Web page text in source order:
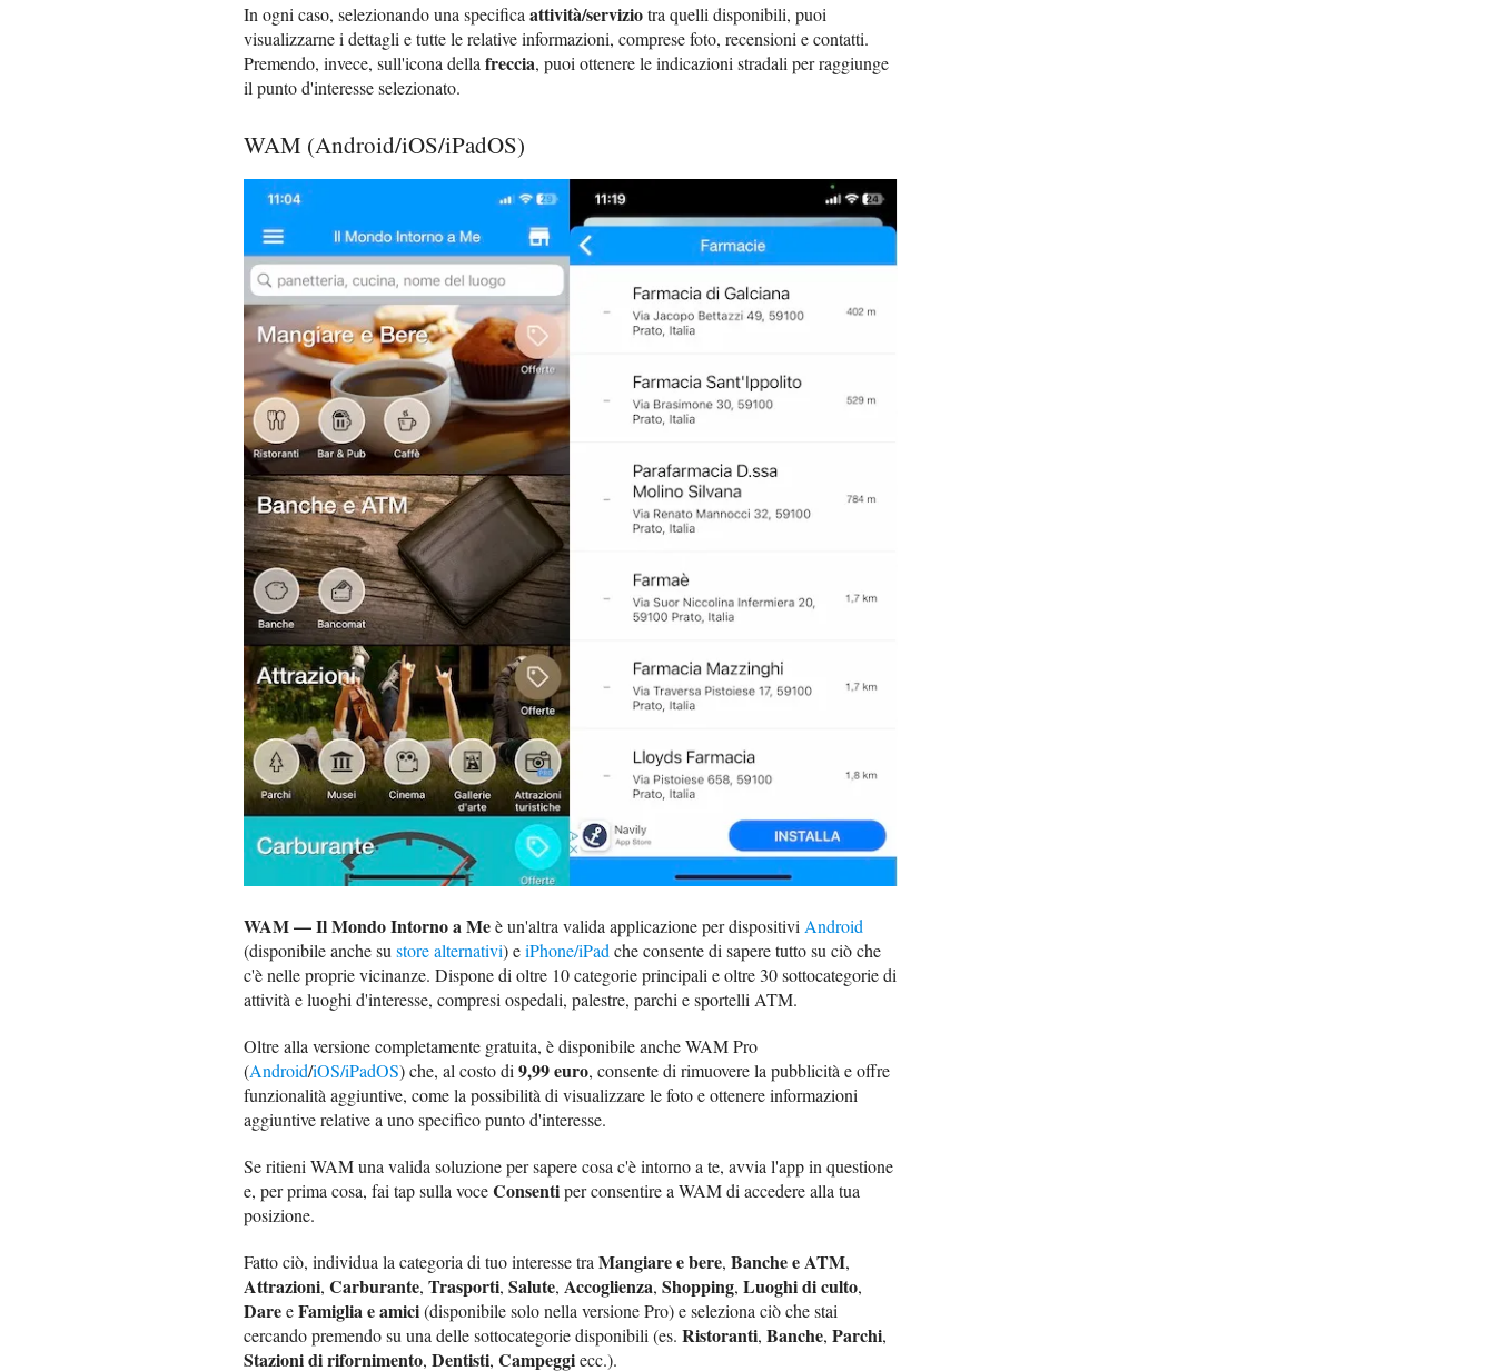
In ogni caso, selezionando una specifica attività/serviziotra quelli disponibili, puoi
visualizzarne i dettagli e tutte le relative informazioni, comprese foto, recensioni e contatti.
Premendo, invece, sull'icona della freccia, puoi ottenere le indicazioni stradali per raggiunge
il punto d'interesse selezionato.
WAM (Android/iOS/iPadOS)
WAM — Il Mondo Intorno a Meè un'altra valida applicazione per dispositiviAndroid
(disponibile anche sustore alternativi) eiPhone/iPadche consente di sapere tutto su ciò che
c'è nelle proprie vicinanze. Dispone di oltre 10 categorie principali e oltre 30 sottocategorie di
attività e luoghi d'interesse, compresi ospedali, palestre, parchi e sportelli ATM.
Oltre alla versione completamente gratuita, è disponibile anche WAM Pro
(Android/iOS/iPadOS) che, al costo di9,99 euro, consente di rimuovere la pubblicità e offre
funzionalità aggiuntive, come la possibilità di visualizzare le foto e ottenere informazioni
aggiuntive relative a uno specifico punto d'interesse.
Se ritieni WAM una valida soluzione per sapere cosa c'è intorno a te, avvia l'app in questione
e, per prima cosa, fai tap sulla voceConsentiper consentire a WAM di accedere alla tua
posizione.
Fatto ciò, individua la categoria di tuo interesse traMangiare e bere, Banche e ATM,
Attrazioni, Carburante, Trasporti, Salute, Accoglienza, Shopping, Luoghi di culto,
DareeFamiglia e amici(disponibile solo nella versione Pro) e seleziona ciò che stai
cercando premendo su una delle sottocategorie disponibili (es. Ristoranti, Banche, Parchi,
Stazioni di rifornimento, Dentisti, Campeggiecc.).